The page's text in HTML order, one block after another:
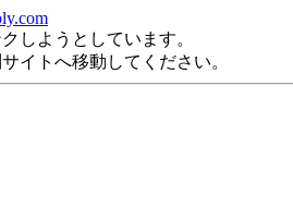
しようとしています。
イトへ移動してください。